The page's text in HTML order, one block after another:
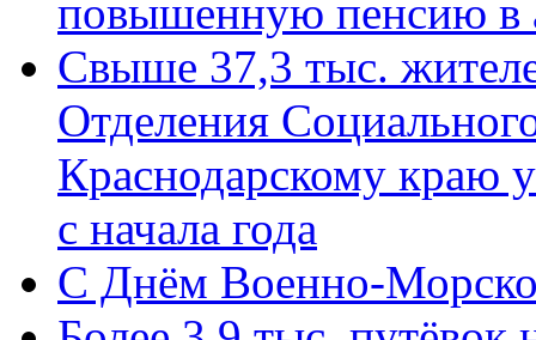
повышенную пенсию в
Свыше 37,3 тыс.
Отделения
Краснодарскому краю
с начала года
C Днём Военно-